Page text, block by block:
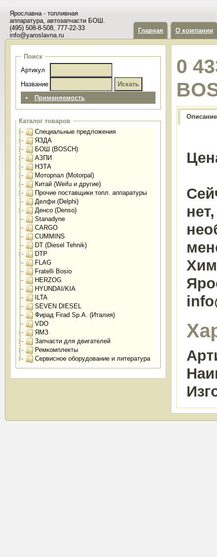
Ярославна - топливная
аппаратура, автозапчасти БОШ.
(495) 508-8-508, 777-22-33
info@yaroslavna.ru
Главная О компании
Поиск
Артикул
Название
Применяемость
Каталог товаров
Специальные предложения
ЯЗДА
БОШ (BOSCH)
АЗПИ
НЗТА
Моторпал (Motorpal)
Китай (Weifu и другие)
Прочие поставщики топл. аппаратуры
Делфи (Delphi)
Денсо (Denso)
Stanadyne
CARGO
CUMMINS
DT (Diesel Tehnik)
DTP
FLAG
Fratelli Bosio
HERZOG
HYUNDAI/KIA
ILTA
SEVEN DIESEL
Фирад Firad Sp.A. (Италия)
VDO
ЯМЗ
Запчасти для двигателей
Ремкомплекты
Сервисное оборудование и литература
0
Описание